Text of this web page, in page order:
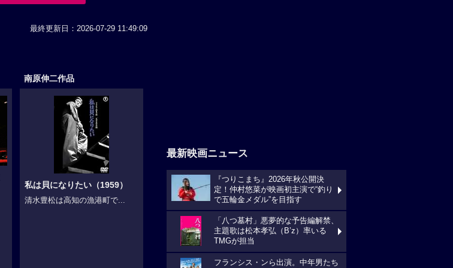
最終更新日：2026-07-29 11:49:09
南原伸二作品
私は貝になりたい（1959）
清水豊松は高知の漁港町で...
最新映画ニュース
『つりこまち』2026年秋公開決
定！仲村悠菜が映画初主演で“釣り
で五輪金メダル”を目指す
「八つ墓村」悪夢的な予告編解禁、
主題歌は松本孝弘（B’z）率いる
TMGが担当
フランシス・ンら出演。中年男たち